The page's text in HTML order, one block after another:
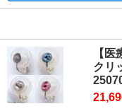
【
クリ